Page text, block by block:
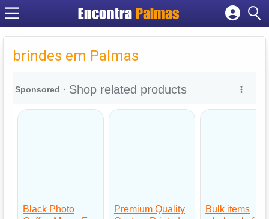
Encontra Palmas
Cadastrar empresa
Criar conta
brindes em Palmas